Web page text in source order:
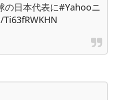
の日本代表に#Yahooニ